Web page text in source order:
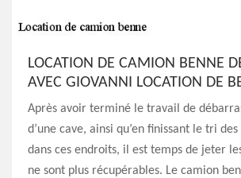
LOCATION DE CAMION BENNE
AVEC GIOVANNI LOCATION DE
Après avoir terminé le travail de
d’une cave, ainsi qu’en finissant le tri
dans ces endroits, il est temps de jeter
ne sont plus récupérables. Le camion